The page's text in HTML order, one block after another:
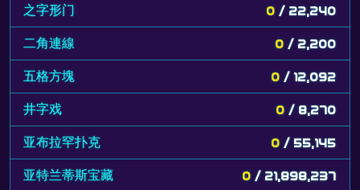
之字形门 0 / 22,240
二角連線 0 / 2,200
五格方塊 0 / 12,092
井字戏 0 / 8,270
亚布拉罕扑克 0 / 55,145
亚特兰蒂斯宝藏 0 / 21,898,237